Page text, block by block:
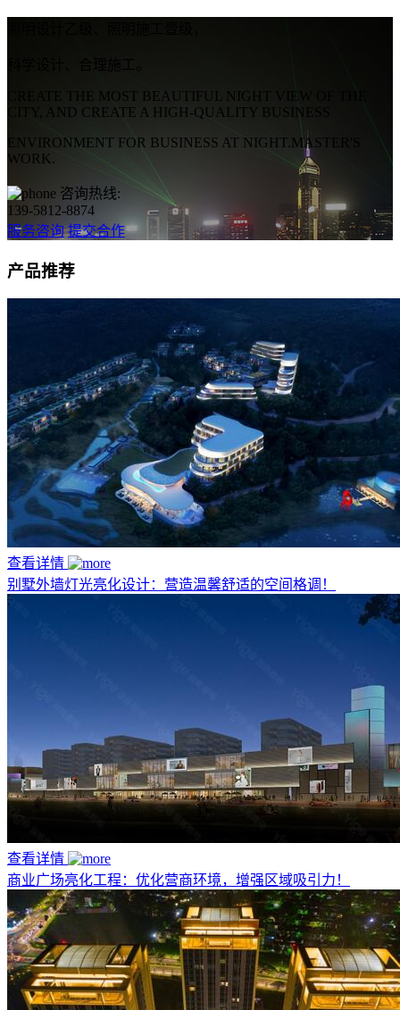
CREATE THE MOST BEAUTIFUL NIGHT VIEW OF THE
CITY, AND CREATE A HIGH-QUALITY BUSINESS
ENVIRONMENT FOR BUSINESS AT NIGHT.MASTER'S
WORK.
咨询热线:
139-5812-8874
服务咨询 提交合作
产品推荐
查看详情
别墅外墙灯光亮化设计：营造温馨舒适的空间格调！
查看详情
商业广场亮化工程：优化营商环境，增强区域吸引力！